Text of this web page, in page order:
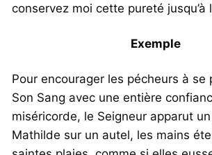
conservez moi cette pureté jusqu’à
Exemple
Pour encourager les pécheurs à se
Son Sang avec une entière
miséricorde, le Seigneur apparut
Mathilde sur un autel, les mains